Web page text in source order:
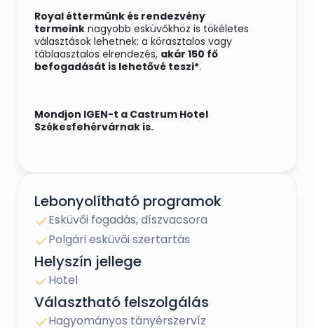
Royal éttermünk és rendezvény
termeink nagyobb esküvőkhöz is tökéletes
választások lehetnek: a körasztalos vagy
táblaasztalos elrendezés, akár 150 fő
befogadását is lehetővé teszi*.
Mondjon IGEN-t a Castrum Hotel
Székesfehérvárnak is.
Lebonyolítható programok
Esküvői fogadás, díszvacsora
Polgári esküvői szertartás
Helyszín jellege
Hotel
Választható felszolgálás
Hagyományos tányérszervíz